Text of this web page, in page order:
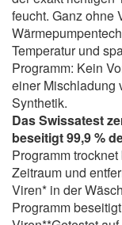
feucht. Ganz ohne
Temperatur und
Programm: Kein
einer Mischladung
Synthetik.
Das Swissatest
beseitigt 99,9 %
Programm
Zeitraum und
Viren* in der
Programm